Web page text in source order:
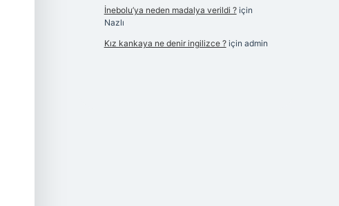
İnebolu’ya neden madalya verildi ?için
Nazlı
Kız kankaya ne denir ingilizce ?için admin